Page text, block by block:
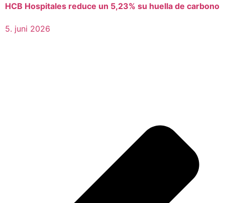
HCB Hospitales reduce un 5,23% su huella de carbono
5. juni 2026